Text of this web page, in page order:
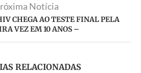
Notícia
CHEGA AO TESTE FINAL PELA
VEZ EM 10 ANOS –
RELACIONADAS